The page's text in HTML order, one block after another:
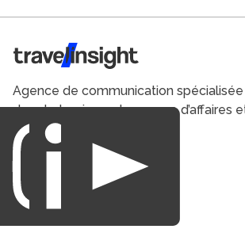
Travel Insight
Agence de communication spécialisée
dans le tourisme du voyage d’affaires
du loisirs.